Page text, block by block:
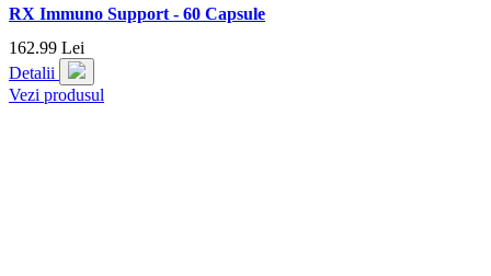
RX Immuno Support - 60 Capsule
162.99 Lei
Detalii
Vezi produsul